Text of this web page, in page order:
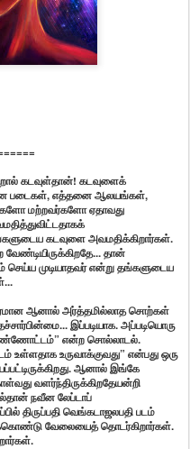
கடவுள்தான்! கடவுளைக்
படைகள், எத்தனை ஆலயங்கள்,
மற்றவர்களோ ஏதாவது
கடவுளை அவமதிக்கிறார்கள்.
தான்
செய்ய முடியாதவர் என்று தங்களுடைய
ஆனால் அர்த்தமில்லாத சொற்கள்
இப்படியாக. அப்படியொரு
கண்ணோட்டம்” என்ற சொல்லாடல்.
உருவாக்குவது” என்பது ஒரு
ஆனால் இங்கே
வளர்ந்திருக்கிறதேயன்றி
நவீன லேப்டாப்
திருப்பதி வெங்கடாஜலபதி படம்
வேலையைத் தொடர்கிறார்கள்.